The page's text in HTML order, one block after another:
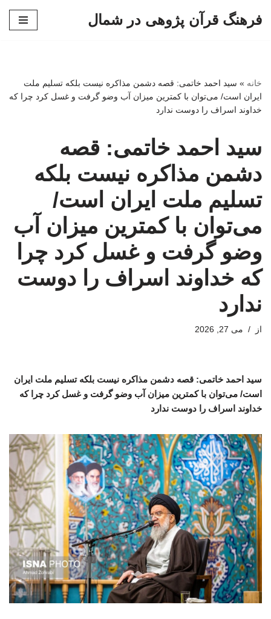
فرهنگ قرآن پژوهی در شمال
خانه » سید احمد خاتمی: قصه دشمن مذاکره نیست بلکه تسلیم ملت
ایران است/ می‌توان با کمترین میزان آب وضو گرفت و غسل کرد چرا که
خداوند اسراف را دوست ندارد
سید احمد خاتمی: قصه
دشمن مذاکره نیست بلکه
تسلیم ملت ایران است/
می‌توان با کمترین میزان آب
وضو گرفت و غسل کرد چرا
که خداوند اسراف را دوست
ندارد
از می 27, 2026
سید احمد خاتمی: قصه دشمن مذاکره نیست بلکه تسلیم ملت ایران
است/ می‌توان با کمترین میزان آب وضو گرفت و غسل کرد چرا که
خداوند اسراف را دوست ندارد